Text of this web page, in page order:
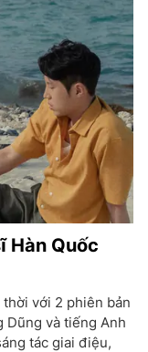
Hàn Quốc
với 2 phiên bản
Dũng và tiếng Anh
tác giai điệu,